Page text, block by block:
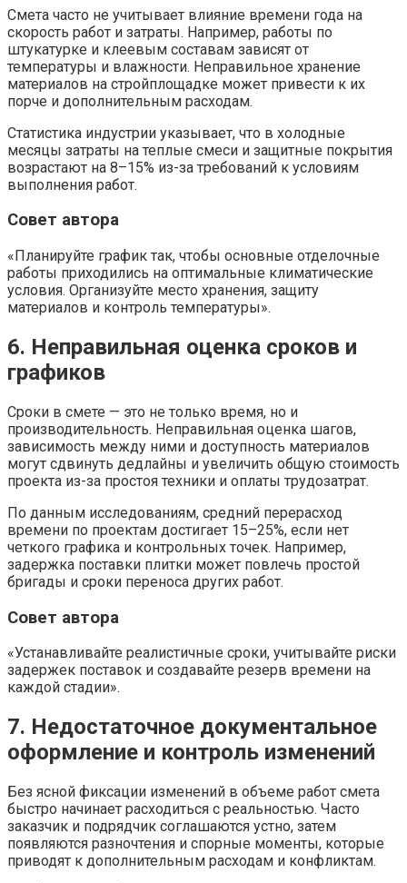
Смета часто не учитывает влияние времени года на
скорость работ и затраты. Например, работы по
штукатурке и клеевым составам зависят от
температуры и влажности. Неправильное хранение
материалов на стройплощадке может привести к их
порче и дополнительным расходам.
Статистика индустрии указывает, что в холодные
месяцы затраты на теплые смеси и защитные покрытия
возрастают на 8–15% из-за требований к условиям
выполнения работ.
Совет автора
«Планируйте график так, чтобы основные отделочные
работы приходились на оптимальные климатические
условия. Организуйте место хранения, защиту
материалов и контроль температуры».
6. Неправильная оценка сроков и
графиков
Сроки в смете — это не только время, но и
производительность. Неправильная оценка шагов,
зависимость между ними и доступность материалов
могут сдвинуть дедлайны и увеличить общую стоимость
проекта из-за простоя техники и оплаты трудозатрат.
По данным исследованиям, средний перерасход
времени по проектам достигает 15–25%, если нет
четкого графика и контрольных точек. Например,
задержка поставки плитки может повлечь простой
бригады и сроки переноса других работ.
Совет автора
«Устанавливайте реалистичные сроки, учитывайте риски
задержек поставок и создавайте резерв времени на
каждой стадии».
7. Недостаточное документальное
оформление и контроль изменений
Без ясной фиксации изменений в объеме работ смета
быстро начинает расходиться с реальностью. Часто
заказчик и подрядчик соглашаются устно, затем
появляются разночтения и спорные моменты, которые
приводят к дополнительным расходам и конфликтам.